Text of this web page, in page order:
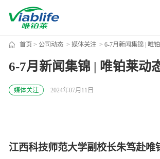
唯铂莱
公司介绍
加入我们
首页 > 公司动态> 媒体关注> 6-7月新闻集锦 | 唯
6-7月新闻集锦 | 唯铂莱动
媒体关注 2024年07月11日
江西科技师范大学副校长朱笃赴唯